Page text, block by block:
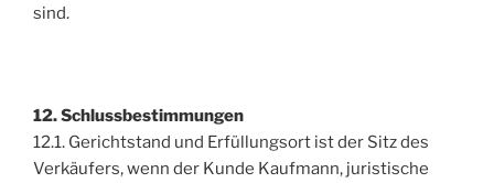
sind.
12. Schlussbestimmungen
12.1. Gerichtstand und Erfüllungsort ist der Sitz des
Verkäufers, wenn der Kunde Kaufmann, juristische